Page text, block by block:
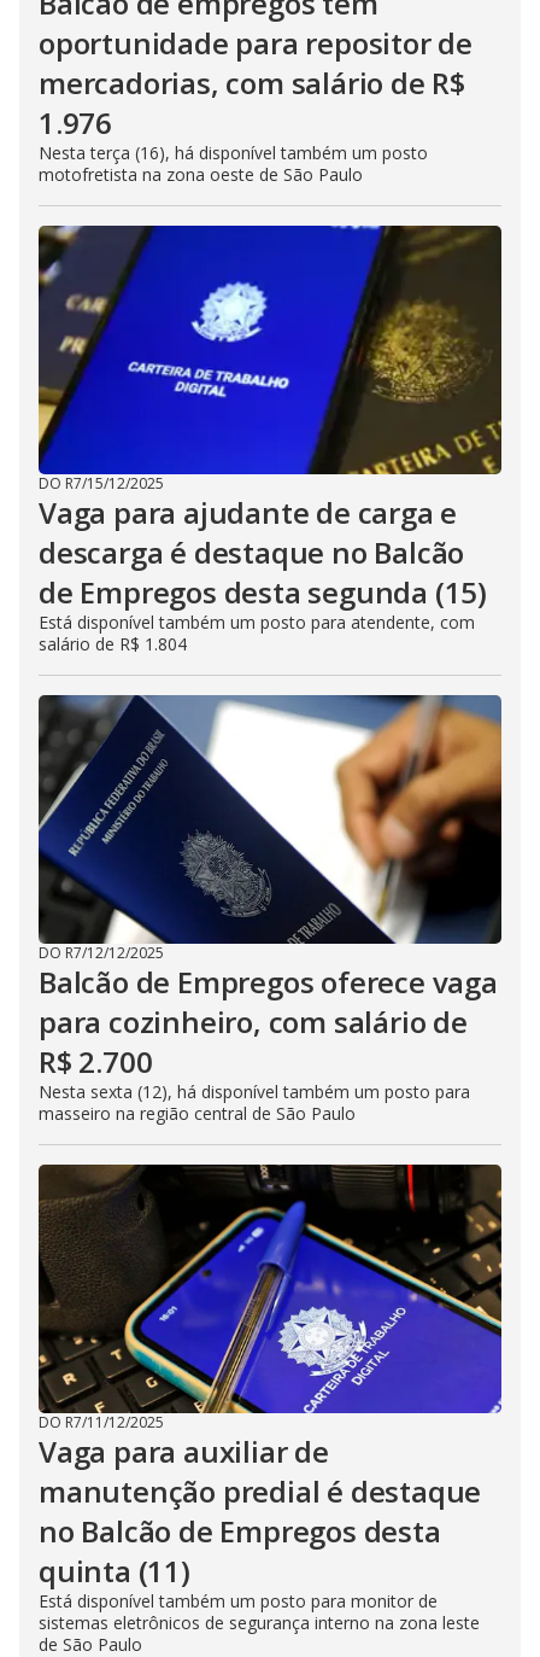
oportunidade para repositor de
mercadorias, com salário de R$
1.976
Nesta terça (16), há disponível também um posto
motofretista na zona oeste de São Paulo
DO R7/15/12/2025
Vaga para ajudante de carga e
descarga é destaque no Balcão
de Empregos desta segunda (15)
Está disponível também um posto para atendente, com
salário de R$ 1.804
DO R7/12/12/2025
Balcão de Empregos oferece vaga
para cozinheiro, com salário de
R$ 2.700
Nesta sexta (12), há disponível também um posto para
masseiro na região central de São Paulo
DO R7/11/12/2025
Vaga para auxiliar de
manutenção predial é destaque
no Balcão de Empregos desta
quinta (11)
Está disponível também um posto para monitor de
sistemas eletrônicos de segurança interno na zona leste
de São Paulo